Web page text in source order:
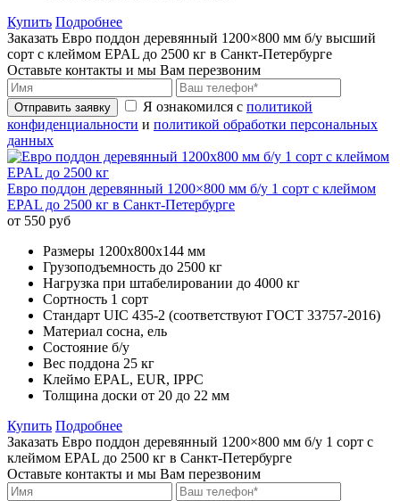
Купить Подробнее
Заказать Евро поддон деревянный 1200×800 мм б/у высший
сорт с клеймом EPAL до 2500 кг в Санкт-Петербурге
Оставьте контакты и мы Вам перезвоним
Отправить заявку Я ознакомился с политикой
конфиденциальности и политикой обработки персональных
данных
Евро поддон деревянный 1200×800 мм б/у 1 сорт с клеймом
EPAL до 2500 кг в Санкт-Петербурге
от 550 руб
Размеры 1200х800х144 мм
Грузоподъемность до 2500 кг
Нагрузка при штабелировании до 4000 кг
Сортность 1 сорт
Стандарт UIC 435-2 (соответствуют ГОСТ 33757-2016)
Материал сосна, ель
Состояние б/у
Вес поддона 25 кг
Клеймо EPAL, EUR, IPPC
Толщина доски от 20 до 22 мм
Купить Подробнее
Заказать Евро поддон деревянный 1200×800 мм б/у 1 сорт с
клеймом EPAL до 2500 кг в Санкт-Петербурге
Оставьте контакты и мы Вам перезвоним